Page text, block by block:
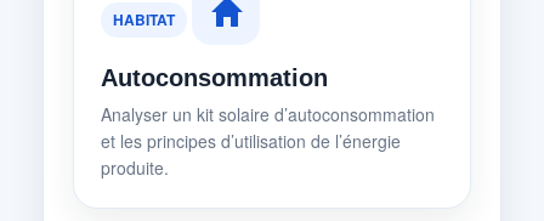
HABITAT
Autoconsommation
Analyser un kit solaire d’autoconsommation
et les principes d’utilisation de l’énergie
produite.